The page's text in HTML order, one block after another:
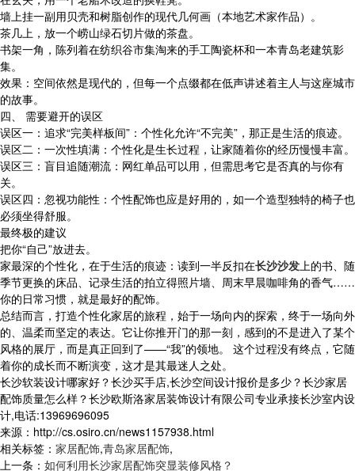
墙上挂一副用贝壳和树脂创作的现代几何画（本地艺术家作品）。
茶几上，放一个崂山绿石切片做的茶盘。
书架一角，陈列着在纺织谷市集淘来的手工陶瓷杯和一本青岛老建筑影
集。
效果：空间依然是现代的，但每一个点缀都在低声讲述着主人与这座城市
的故事。
四、 需要避开的误区
误区一：追求“完美样板间”：个性化允许“不完美”，那正是生活的痕迹。
误区二：一次性填满：个性化是生长过程，让家随着你的经历慢慢丰富。
误区三：盲目追随潮流：网红单品可以用，但需思考它是否真的与你有
关。
误区四：忽视功能性：个性配饰也应是好用的，如一个造型独特的椅子也
必须坐得舒服。
最终极的建议
把你“自己”放进去。
家最深的个性化，在于生活的痕迹：读到一半反扣在长沙沙发上的书、随
季节更换的床品、记录生活的拍立得照片墙、周末早晨咖啡角的香气……
你的日常习惯，就是最好的配饰。
总结而言，打造个性化家居的旅程，始于一场向内的探索，终于一场向外
的、温柔而坚定的表达。它让你推开门的那一刻，感到的不是进入了某个
风格的展厅，而是真正回到了——“我”的领地。 这个过程没有终点，它随
着你的成长而不断演变，这才是其最迷人之处。
长沙软装设计哪家好？长沙买手店,长沙空间设计报价是多少？长沙家居
配饰质量怎么样？长沙欧斯洛家居装饰设计有限公司专业承接长沙室内设
计,电话:13969696095
来源：http://cs.osiro.cn/news1157938.html
相关标签： 家居配饰,青岛家居配饰,
上一条： 如何利用长沙家居配饰突显装修风格？